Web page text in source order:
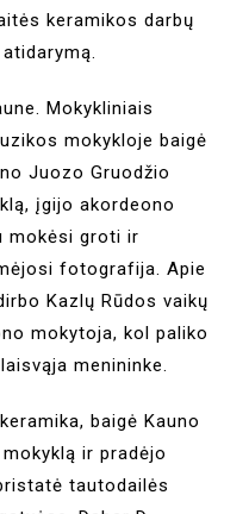
keramikos darbų
Mokykliniais
mokykloje baigė
Juozo Gruodžio
įgijo akordeono
mokėsi groti ir
fotografija. Apie
Kazlų Rūdos vaikų
mokytoja, kol paliko
menininke.
baigė Kauno
ir pradėjo
tautodailės